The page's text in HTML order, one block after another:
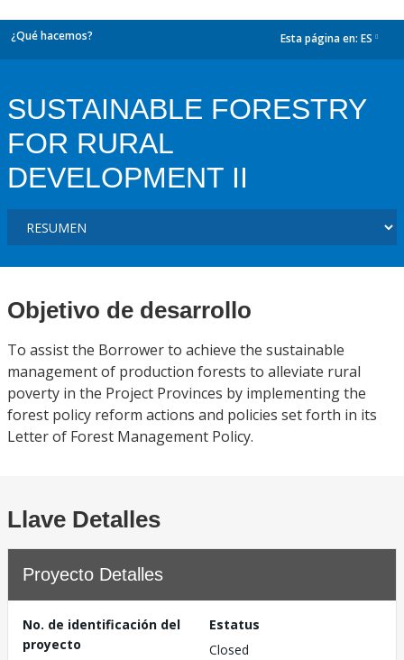
¿Qué hacemos? Esta página en: ES
SUSTAINABLE FORESTRY
FOR RURAL
DEVELOPMENT II
Objetivo de desarrollo
To assist the Borrower to achieve the sustainable
management of production forests to alleviate rural
poverty in the Project Provinces by implementing the
forest policy reform actions and policies set forth in its
Letter of Forest Management Policy.
Llave Detalles
Proyecto Detalles
No. de identificación del
proyecto
Estatus
Closed